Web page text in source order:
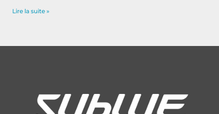
Lire la suite »